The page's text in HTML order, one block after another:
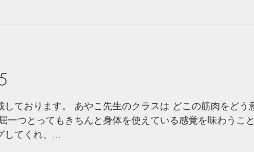
ております。 あやこ先生のクラスは どこの筋肉をどう
一つとってもきちんと身体を使えている感覚を味わうこ
してくれ、...